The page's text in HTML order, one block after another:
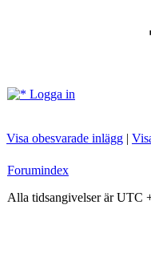
Logga in
Visa obesvarade inlägg |
Forumindex
Alla tidsangivelser är UTC